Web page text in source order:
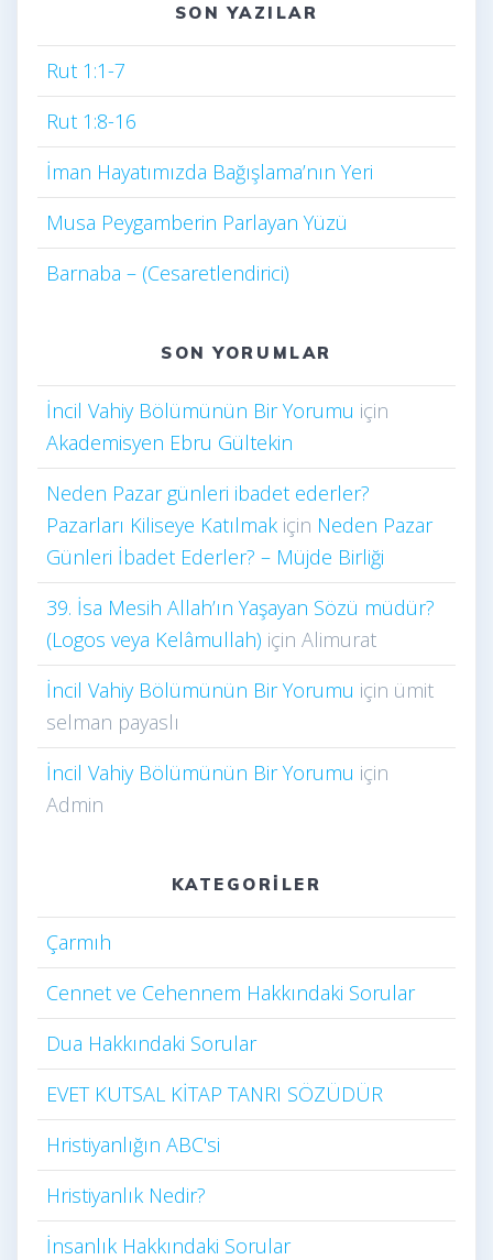
SON YAZILAR
Rut 1:1-7
Rut 1:8-16
İman Hayatımızda Bağışlama’nın Yeri
Musa Peygamberin Parlayan Yüzü
Barnaba – (Cesaretlendirici)
SON YORUMLAR
İncil Vahiy Bölümünün Bir Yorumu için
Akademisyen Ebru Gültekin
Neden Pazar günleri ibadet ederler?
Pazarları Kiliseye Katılmak için Neden Pazar
Günleri İbadet Ederler? – Müjde Birliği
39. İsa Mesih Allah’ın Yaşayan Sözü müdür?
(Logos veya Kelâmullah) için Alimurat
İncil Vahiy Bölümünün Bir Yorumu için ümit
selman payaslı
İncil Vahiy Bölümünün Bir Yorumu için
Admin
KATEGORILER
Çarmıh​
Cennet ve Cehennem Hakkındaki Sorular
Dua Hakkındaki Sorular
EVET KUTSAL KİTAP TANRI SÖZÜDÜR
Hristiyanlığın ABC'si
Hristiyanlık Nedir?
İnsanlık Hakkındaki Sorular